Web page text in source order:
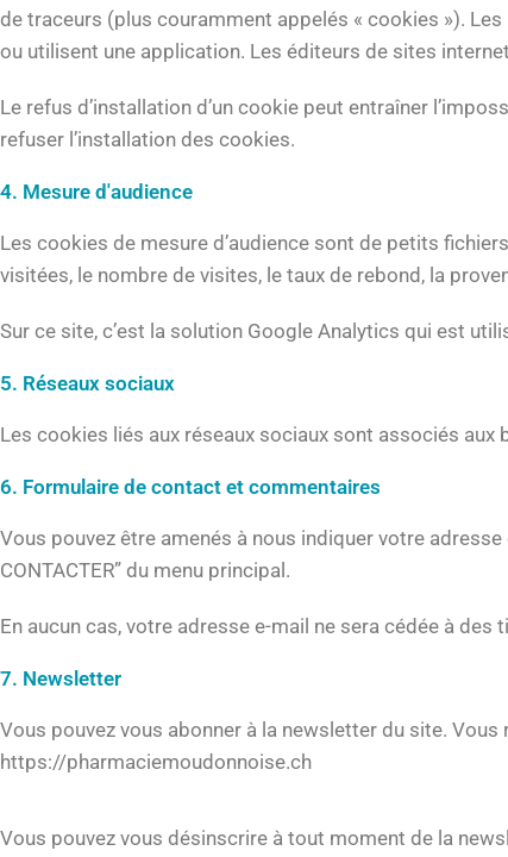
de traceurs (plus couramment appelés « cookies »).
ou utilisent une application. Les éditeurs de sites
Le refus d’installation d’un cookie peut entraîner
refuser l’installation des cookies.
4. Mesure d'audience
Les cookies de mesure d’audience sont de petits
visitées, le nombre de visites, le taux de rebond, la
Sur ce site, c’est la solution Google Analytics qui est
5. Réseaux sociaux
Les cookies liés aux réseaux sociaux sont associés
6. Formulaire de contact et commentaires
Vous pouvez être amenés à nous indiquer votre
CONTACTER” du menu principal.
En aucun cas, votre adresse e-mail ne sera cédée à des
7. Newsletter
Vous pouvez vous abonner à la newsletter du site.
https://pharmaciemoudonnoise.ch
Vous pouvez vous désinscrire à tout moment de la